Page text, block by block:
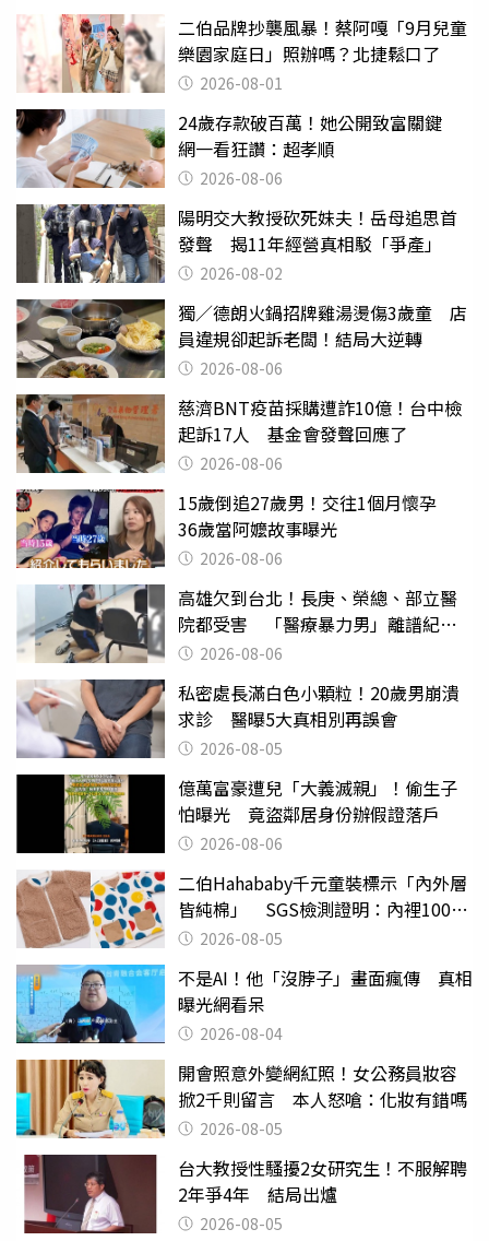
二伯品牌抄襲風暴！蔡阿嘎「9月兒童
樂園家庭日」照辦嗎？北捷鬆口了
2026-08-01
24歲存款破百萬！她公開致富關鍵
網一看狂讚：超孝順
2026-08-06
陽明交大教授砍死妹夫！岳母追思首
發聲 揭11年經營真相駁「爭產」
2026-08-02
獨／德朗火鍋招牌雞湯燙傷3歲童 店
員違規卻起訴老闆！結局大逆轉
2026-08-06
慈濟BNT疫苗採購遭詐10億！台中檢
起訴17人 基金會發聲回應了
2026-08-06
15歲倒追27歲男！交往1個月懷孕
36歲當阿嬤故事曝光
2026-08-06
高雄欠到台北！長庚、榮總、部立醫
院都受害 「醫療暴力男」離譜紀錄
曝光2026-08-06
私密處長滿白色小顆粒！20歲男崩潰
求診 醫曝5大真相別再誤會
2026-08-05
億萬富豪遭兒「大義滅親」！偷生子
怕曝光 竟盜鄰居身份辦假證落戶
2026-08-06
二伯Hahababy千元童裝標示「內外層
皆純棉」 SGS檢測證明：內裡100%
聚酯纖維
2026-08-05
不是AI！他「沒脖子」畫面瘋傳 真相
曝光網看呆
2026-08-04
開會照意外變網紅照！女公務員妝容
掀2千則留言 本人怒嗆：化妝有錯嗎
2026-08-05
台大教授性騷擾2女研究生！不服解聘
2年爭4年 結局出爐
2026-08-05